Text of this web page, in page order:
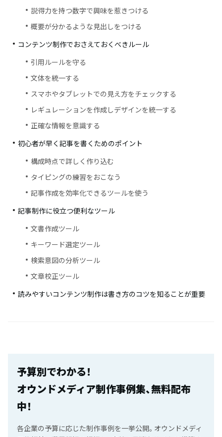
説得力を持つ数字で興味を惹きつける
概要が分かるような見出しをつける
コンテンツ制作でおさえておくべきルール
引用ルールを守る
文体を統一する
スマホやタブレットでの見え方をチェックする
レギュレーションを作成しデザインを統一する
正確な情報を意識する
初心者が早く記事を書くためのポイント
構成時点で詳しく作り込む
タイピングの練習をおこなう
記事作成を効率化できるツールを使う
記事制作に役立つ便利なツール
文書作成ツール
キーワード選定ツール
検索意図の分析ツール
文章校正ツール
読みやすいコンテンツ制作は書き方のコツを知ることが重要
予算別でわかる！
オウンドメディア制作事例集、無料配布
中！
各企業の予算に応じた制作事例を一挙公開。オウンドメディ